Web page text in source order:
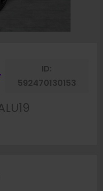
Fahrzeug
ID:
592470130153